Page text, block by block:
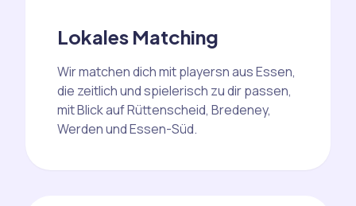
Lokales Matching
Wir matchen dich mit playersn aus Essen,
die zeitlich und spielerisch zu dir passen,
mit Blick auf Rüttenscheid, Bredeney,
Werden und Essen-Süd.